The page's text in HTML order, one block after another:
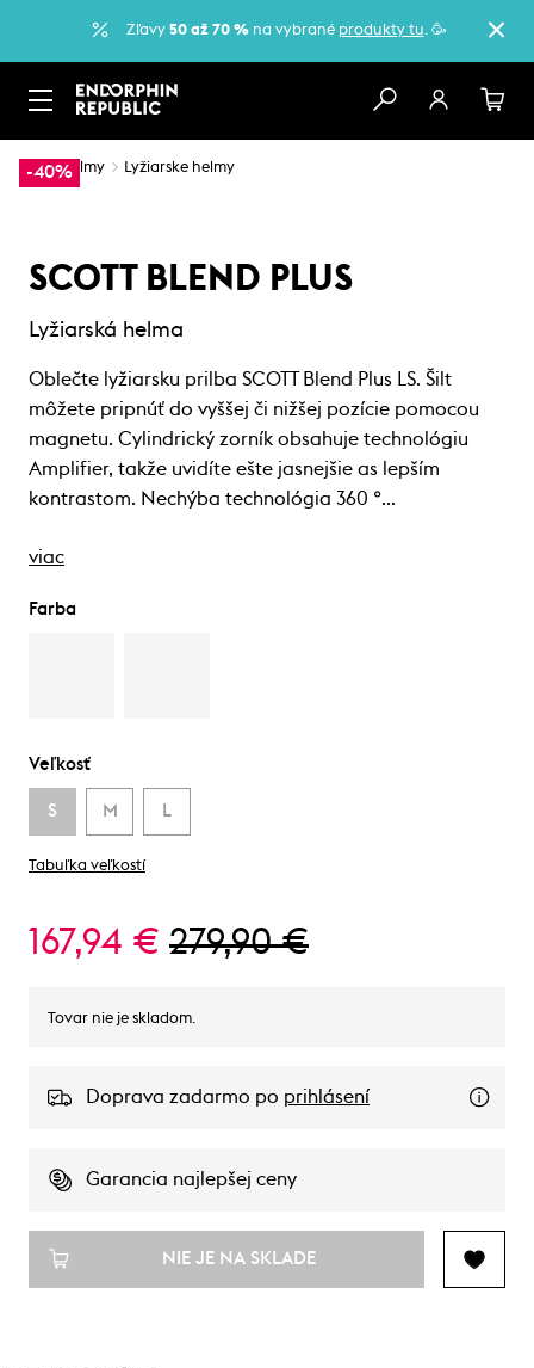
Zľavy 50 až 70 %na vybrané produkty tu. 🥳
-40%
… Helmy Lyžiarske helmy
SCOTT BLEND PLUS
Lyžiarská helma
Oblečte lyžiarsku prilba SCOTT Blend Plus LS. Šilt
môžete pripnúť do vyššej či nižšej pozície pomocou
magnetu. Cylindrický zorník obsahuje technológiu
Amplifier, takže uvidíte ešte jasnejšie as lepším
kontrastom. Nechýba technológia 360 °…
viac
Farba
Veľkosť
S M L
Tabuľka veľkostí
167,94 € 279,90 €
Tovar nie je skladom.
Doprava zadarmo po prihlásení
Garancia najlepšej ceny
NIE JE NA SKLADE